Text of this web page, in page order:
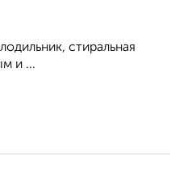
стиральная
и ...